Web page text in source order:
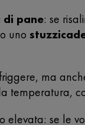
pane: se
uno
ma
temperatura,
se le